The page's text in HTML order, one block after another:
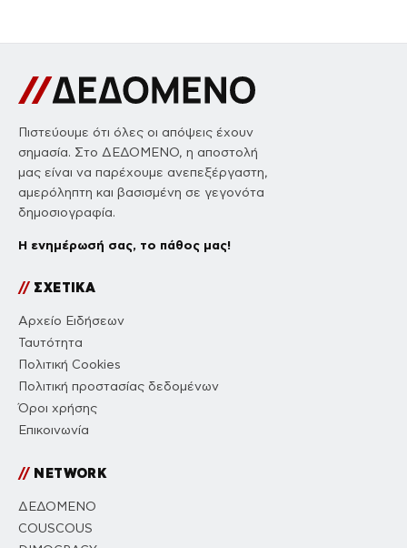
Πιστεύουμε ότι όλες οι απόψεις έχουν
σημασία. Στο ΔΕΔΟΜΕΝΟ, η αποστολή
μας είναι να παρέχουμε ανεπεξέργαστη,
αμερόληπτη και βασισμένη σε γεγονότα
δημοσιογραφία.
Η ενημέρωσή σας, το πάθος μας!
//ΣΧΕΤΙΚΑ
Αρχείο Ειδήσεων
Ταυτότητα
Πολιτική Cookies
Πολιτική προστασίας δεδομένων
Όροι χρήσης
Επικοινωνία
//NETWORK
ΔΕΔΟΜΕΝΟ
COUSCOUS